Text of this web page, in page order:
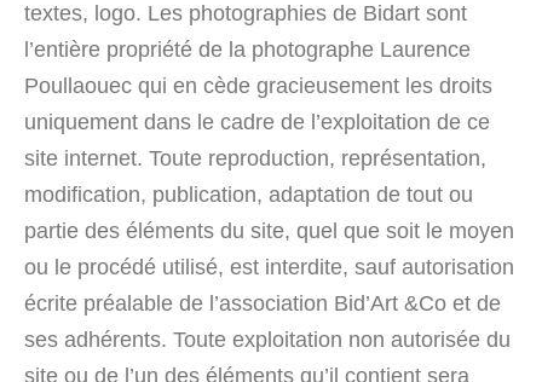
textes, logo. Les photographies de Bidart sont
l’entière propriété de la photographe Laurence
Poullaouec qui en cède gracieusement les droits
uniquement dans le cadre de l’exploitation de ce
site internet. Toute reproduction, représentation,
modification, publication, adaptation de tout ou
partie des éléments du site, quel que soit le moyen
ou le procédé utilisé, est interdite, sauf autorisation
écrite préalable de l’association Bid’Art &Co et de
ses adhérents. Toute exploitation non autorisée du
site ou de l’un des éléments qu’il contient sera